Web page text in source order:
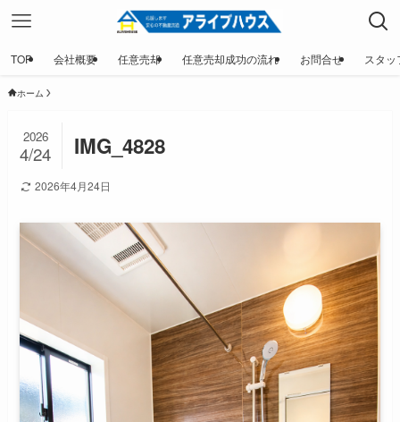
TOP 会社概要 任意売却 任意売却成功の流れ お問合せ スタ
ホーム
IMG_4828
2026
4/24
2026年4月24日